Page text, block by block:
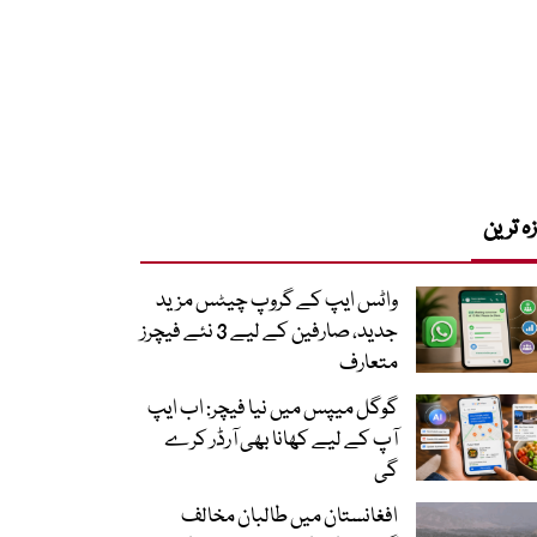
ترین
واٹس ایپ کے گروپ چیٹس مزید
جدید، صارفین کے لیے 3 نئے فیچرز
متعارف
گوگل میپس میں نیا فیچر: اب ایپ
آپ کے لیے کھانا بھی آرڈر کرے
گی
افغانستان میں طالبان مخالف